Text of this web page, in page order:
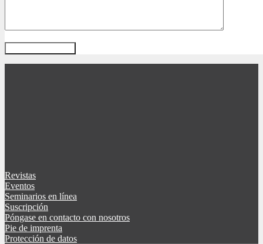
Revistas
Eventos
Seminarios en línea
Suscripción
Póngase en contacto con nosotros
Pie de imprenta
Protección de datos